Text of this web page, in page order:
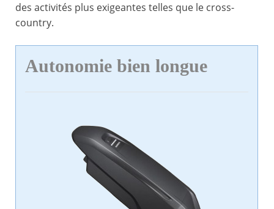
des activités plus exigeantes telles que le cross-
country.
Autonomie bien longue